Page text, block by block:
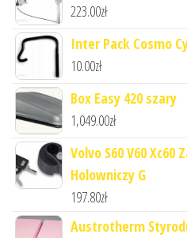
223.00zł
Inter Pack Cosmo
10.00zł
Box Easy 420 szary
1,049.00zł
Volvo S60 V60 Xc60
Holowniczy G
197.80zł
Austrotherm